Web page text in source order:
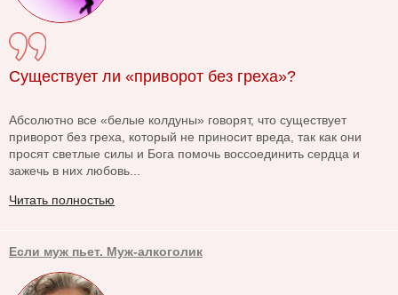
Существует ли «приворот без греха»?
Абсолютно все «белые колдуны» говорят, что существует
приворот без греха, который не приносит вреда, так как они
просят светлые силы и Бога помочь воссоединить сердца и
зажечь в них любовь...
Читать полностью
Если муж пьет. Муж-алкоголик